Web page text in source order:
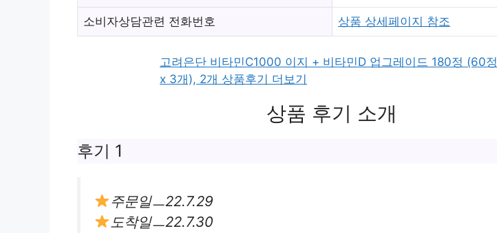
소비자상담관련 전화번호 상품 상세페이지 참조
고려은단 비타민C1000 이지 + 비타민D 업그레이드 180정 (60정
x 3개), 2개 상품후기 더보기
상품 후기 소개
후기 1
주문일ㅡ22.7.29
도착일ㅡ22.7.30